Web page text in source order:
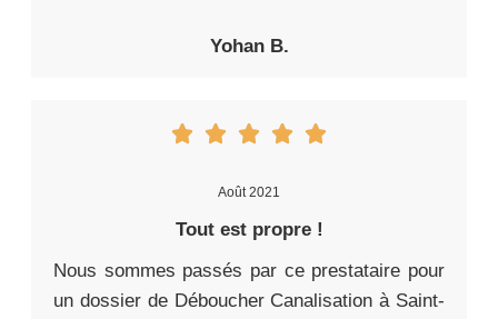
Yohan B.
Août 2021
Tout est propre !
Nous sommes passés par ce prestataire pour
un dossier de Déboucher Canalisation à Saint-